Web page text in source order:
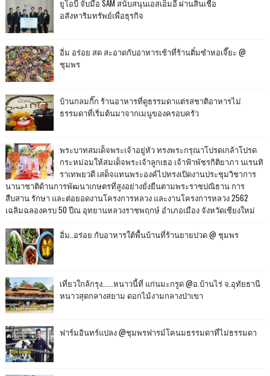
ยูโอบี จับมือ SAM สนับสนุนเอสเอ็มอี ผ่านสินเชื่อ
อสังหาริมทรัพย์เพื่อธุรกิจ
อิ่ม อร่อย สด สะอาดกับอาหารเช้าที่ร้านติ๋มซำหอเจี๊ยะ @
ชุมพร
บ้านกลมกิ๊ก ร้านอาหารที่ดูธรรมดาแต่รสชาติอาหารไม่
ธรรมดาที่เริ่มต้นมาจากเมนูของครอบครัว
พระบาทสมเด็จพระเจ้าอยู่หัว ทรงพระกรุณาโปรดเกล้าโปรด
กระหม่อมให้สมเด็จพระเจ้าลูกเธอ เจ้าฟ้าพัชรกิติยาภา นเรนทิ
ราเทพยวดี เสด็จแทนพระองค์ไปทรงเปิดงานประชุมวิชาการ
นานาชาติด้านการพัฒนาเกษตรที่สูงอย่างยั่งยืนตามพระราชปณิธาน การ
สืบสาน รักษา และต่อยอดงานโครงการหลวง และงานโครงการหลวง 2562
เฉลิมฉลองครบ 50 ปีณ อุทยานหลวงราชพฤกษ์ อำเภอเมือง จังหวัดเชียงใหม่
อิ่ม..อร่อย กับอาหารใต้พื้นบ้านที่ร้านยายปวด @ ชุมพร
เที่ยวใกล้กรุง......หนาวนี้ที่ แก่นมะกรูด @อ.บ้านไร่ จ.อุทัยธานี
หนาวสุดกลางสยาม ดอกไม้งามกลางป่าเขา
ฟาร์มอินทร์แปลง @ชุมพรฟารม์โคนมธรรมดาที่ไม่ธรรมดา